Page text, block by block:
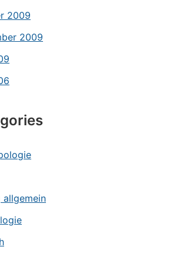
2009
2009
allgemein